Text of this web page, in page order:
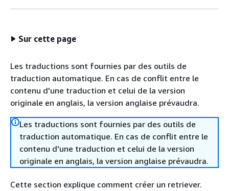
Sur cette page
Les traductions sont fournies par des outils de
traduction automatique. En cas de conflit entre le
contenu d'une traduction et celui de la version
originale en anglais, la version anglaise prévaudra.
Les traductions sont fournies par des outils de
traduction automatique. En cas de conflit entre le
contenu d'une traduction et celui de la version
originale en anglais, la version anglaise prévaudra.
Cette section explique comment créer un retriever.